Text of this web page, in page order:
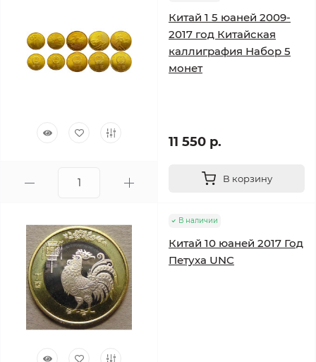
Китай 1 5 юаней 2009-
2017 год Китайская
каллиграфия Набор 5
монет
11 550 р.
В корзину
В наличии
Китай 10 юаней 2017 Год
Петуха UNC